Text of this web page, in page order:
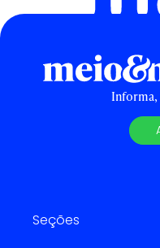
Informa,
Seções